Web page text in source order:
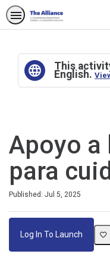
This
English.
Apoyo a
para
Published: Jul 5, 2025
Log In To Launch